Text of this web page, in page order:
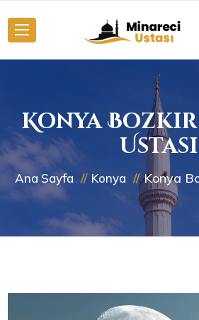
Konya
Ustası
Ana Sayfa Konya Konya